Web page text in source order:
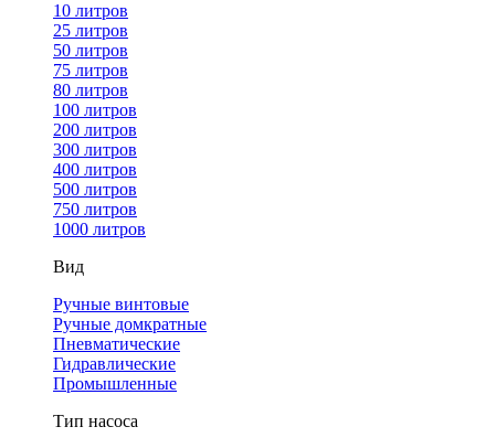
10 литров
25 литров
50 литров
75 литров
80 литров
100 литров
200 литров
300 литров
400 литров
500 литров
750 литров
1000 литров
Вид
Ручные винтовые
Ручные домкратные
Пневматические
Гидравлические
Промышленные
Тип насоса